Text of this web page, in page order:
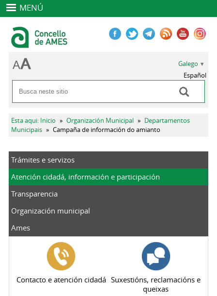
MENÚ
Formulario de busca
Buscar
Galego
Español
Vostede está aquí
Esta aqui: Inicio » Organización Municipal » Departamentos
Municipais » Campaña de información do amianto
Trámites e servizos
Atención cidadá, información e participación
Transparencia
Organización municipal
Ames
Contacto e atención cidadá Suxestións, reclamacións e
queixas